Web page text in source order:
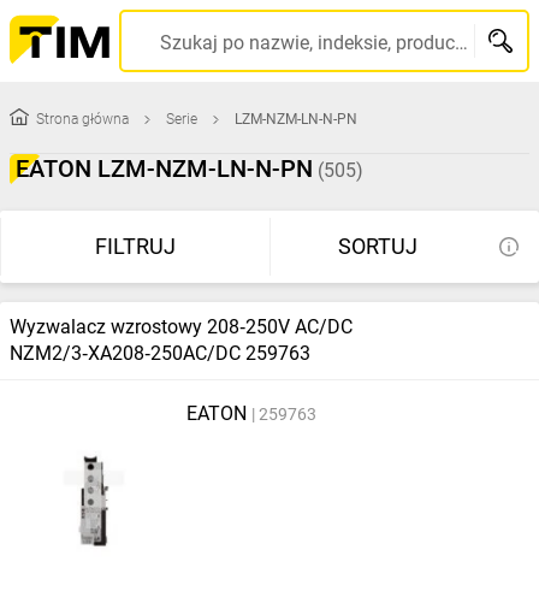
Szukaj po nazwie, indeksie, producencie, kodzie kreskowym...
Strona główna Serie LZM-NZM-LN-N-PN
EATON LZM-NZM-LN-N-PN (505)
FILTRUJ SORTUJ
Wyzwalacz wzrostowy 208‑250V AC/DC
NZM2/3‑XA208‑250AC/DC 259763
EATON 259763